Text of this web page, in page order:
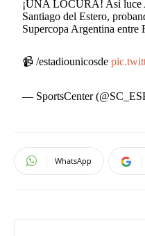
¡UNA LOCURA! Así luce
Santiago del Estero,
Supercopa Argentina entre
📹 /estadiounicosde
— SportsCenter
WhatsApp